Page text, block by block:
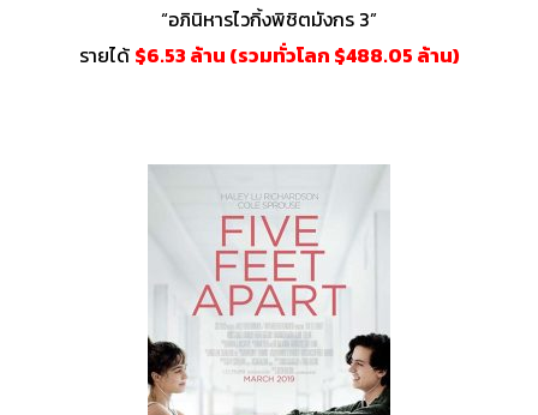
“อภินิหารไวกิ้งพิชิตมังกร 3”
รายได้ $6.53 ล้าน (รวมทั่วโลก $488.05 ล้าน)